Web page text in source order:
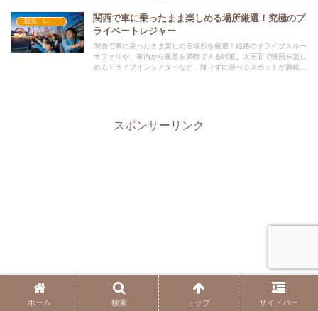
関西で車に乗ったまま楽しめる場所厳選！究極のプ
ライベートレジャー
関西で車に乗ったまま楽しめる場所を厳選！姫路のドライブスルー
サファリや、車内から夜景を満喫できる峠道、大画面で映画を楽し
めるドライブインシアターなど、降りずに遊べるスポットが満載で
スポンサーリンク
ホーム 検索 トップ サイドバー